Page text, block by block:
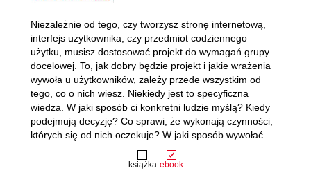
książka ebook
Niezależnie od tego, czy tworzysz stronę internetową,
interfejs użytkownika, czy przedmiot codziennego
użytku, musisz dostosować projekt do wymagań grupy
docelowej. To, jak dobry będzie projekt i jakie wrażenia
wywoła u użytkowników, zależy przede wszystkim od
tego, co o nich wiesz. Niekiedy jest to specyficzna
wiedza. W jaki sposób ci konkretni ludzie myślą? Kiedy
podejmują decyzję? Co sprawi, że wykonają czynności,
których się od nich oczekuje? W jaki sposób wywołać...